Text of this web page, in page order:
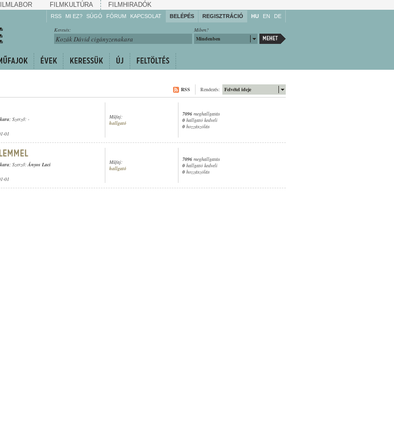
FILMKULTÚRA FILMHIRADÓK
RSS MI EZ? SÚGÓ
Gyarapítsa!
Kövesse!
FÓRUM KAPCSOLAT BELÉPÉS REGISZTRÁCIÓ HU EN DE
Miben?
Mindenben
Keresés:
Felvétel ideje
Rendezés:
RSS
; Szerző: -
01
Műfaj:
hallgató
7096 meghallgatás
0 hallgató kedveli
0 hozzászólás
; Szerző:Ányos Laci
01
Műfaj:
hallgató
7096 meghallgatás
0 hallgató kedveli
0 hozzászólás